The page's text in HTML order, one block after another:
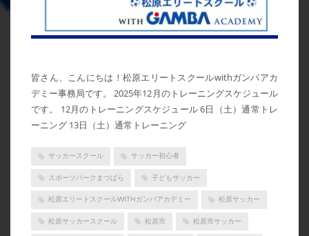
2023年6月
2023年5月
2023年4月
2023年3月
2023年2月
2023年1月
2022年12月
皆さん、こんにちは！松原エリートスクールwithガンバアカ
デミー事務局です。 2025年12月のトレーニングスケジュール
です。 12月のトレーニングスケジュール 6日（土）通常トレ
ーニング 13日（土）通常トレーニング
サッカースクール サッカー初心者
スポーツパークまつばら 子どもサッカー
松原エリートスクールWITHガンバアカデミー 松原サッカー
松原サッカースクール 松原市 松原市サッカー